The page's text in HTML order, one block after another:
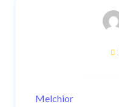
Melchior